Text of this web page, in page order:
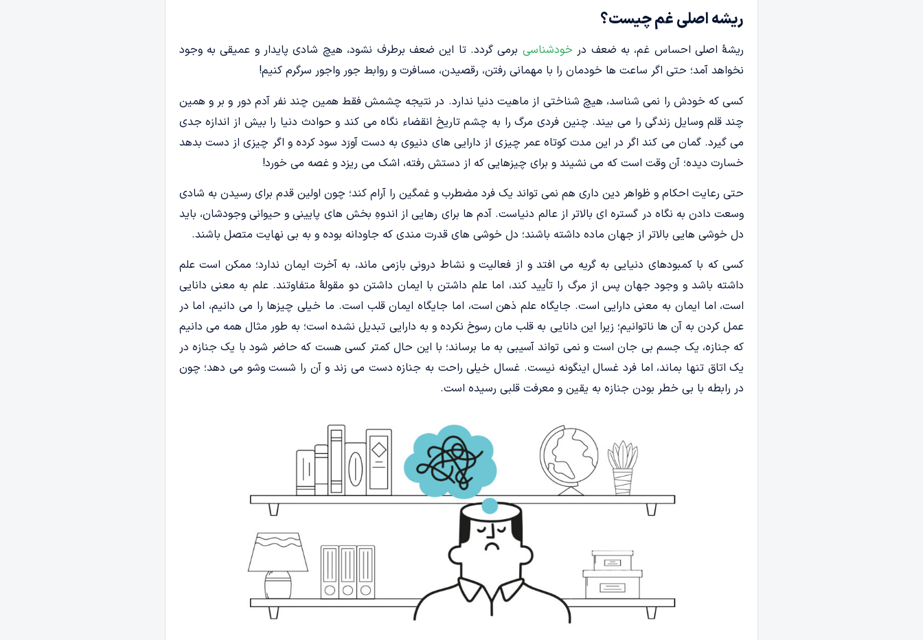
ریشه اصلی غم چیست؟
ریشۀ اصلی احساس غم، به ضعف در خودشناسی برمی گردد. تا این ضعف برطرف نشود، هیچ شادی پایدار و عمیقی به وجود
نخواهد آمد؛ حتی اگر ساعت ها خودمان را با مهمانی رفتن، رقصیدن، مسافرت و روابط جور واجور سرگرم کنیم!
کسی که خودش را نمی شناسد، هیچ شناختی از ماهیت دنیا ندارد. در نتیجه چشمش فقط همین چند نفر آدم دور و بر و همین
چند قلم وسایل زندگی را می بیند. چنین فردی مرگ را به چشم تاریخ انقضاء نگاه می کند و حوادث دنیا را بیش از اندازه جدی
می گیرد. گمان می کند اگر در این مدت کوتاه عمر چیزی از دارایی های دنیوی به دست آورَد سود کرده و اگر چیزی از دست بدهد
خسارت دیده؛ آن وقت است که می نشیند و برای چیزهایی که از دستش رفته، اشک می ریزد و غصه می خورد!
حتی رعایت احکام و ظواهر دین داری هم نمی تواند یک فرد مضطرب و غمگین را آرام کند؛ چون اولین قدم برای رسیدن به شادی
وسعت دادن به نگاه در گستره ای بالاتر از عالم دنیاست. آدم ها برای رهایی از اندوهِ بخش های پایینی و حیوانی وجودشان، باید
دل خوشی هایی بالاتر از جهان ماده داشته باشند؛ دل خوشی های قدرت مندی که جاودانه بوده و به بی نهایت متصل باشند.
کسی که با کمبودهای دنیایی به گریه می افتد و از فعالیت و نشاط درونی بازمی ماند، به آخرت ایمان ندارد؛ ممکن است علم
داشته باشد و وجود جهان پس از مرگ را تأیید کند، اما علم داشتن با ایمان داشتن دو مقولۀ متفاوتند. علم به معنی دانایی
است، اما ایمان به معنی دارایی است. جایگاه علم ذهن است، اما جایگاه ایمان قلب است. ما خیلی چیزها را می دانیم، اما در
عمل کردن به آن ها ناتوانیم؛ زیرا این دانایی به قلب مان رسوخ نکرده و به دارایی تبدیل نشده است؛ به طور مثال همه می دانیم
که جنازه، یک جسم بی جان است و نمی تواند آسیبی به ما برساند؛ با این حال کمتر کسی هست که حاضر شود با یک جنازه در
یک اتاق تنها بماند، اما فرد غسال اینگونه نیست. غسال خیلی راحت به جنازه دست می زند و آن را شست وشو می دهد؛ چون
در رابطه با بی خطر بودن جنازه به یقین و معرفت قلبی رسیده است.